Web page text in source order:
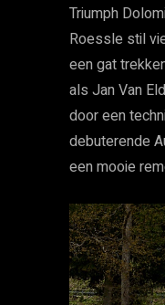
Triumph
Roessle stil
een gat
als Jan Van
door een
debuterende
een mooie